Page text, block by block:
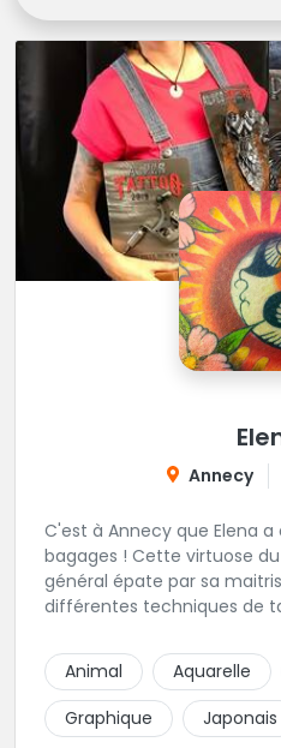
Annecy
C'est à Annecy que Elena
bagages ! Cette virtuose
général épate par sa
différentes techniques de
On vient de très loin pour
artiste ! N'hésitez pas à la
0648079720 ou messages sur Instagram ou
Facebook.
Animal Aquarelle
Graphique
Japonais